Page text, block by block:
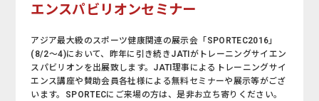
エンスパビリオンセミナー
アジア最大級のスポーツ健康関連の展示会「SPORTEC2016」
(8/2～4)において、昨年に引き続きJATIがトレーニングサイエン
スパビリオンを出展致します。JATI理事によるトレーニングサイ
エンス講座や賛助会員各社様による無料セミナーや展示等がござ
います。SPORTECにご来場の方は、是非お立ち寄りください。